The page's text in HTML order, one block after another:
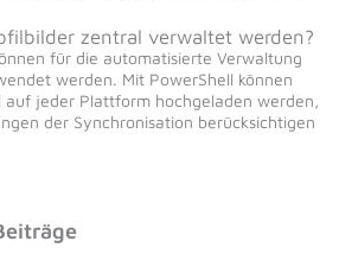
zentral verwaltet werden?
für die automatisierte Verwaltung
werden. Mit PowerShell können
jeder Plattform hochgeladen werden,
der Synchronisation berücksichtigen